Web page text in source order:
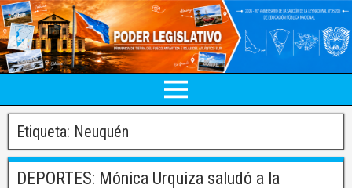
Etiqueta: Neuquén
DEPORTES: Mónica Urquiza saludó a la